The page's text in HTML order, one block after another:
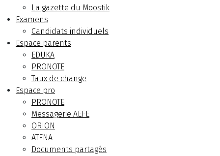
La gazette du Moostik
Examens
Candidats individuels
Espace parents
EDUKA
PRONOTE
Taux de change
Espace pro
PRONOTE
Messagerie AEFE
ORION
ATENA
Documents partagés